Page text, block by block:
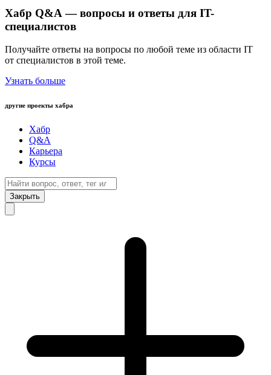
Хабр Q&A — вопросы и ответы для IT-
специалистов
Получайте ответы на вопросы по любой теме из области IT
от специалистов в этой теме.
Узнать больше
другие проекты хабра
Хабр
Q&A
Карьера
Курсы
Закрыть